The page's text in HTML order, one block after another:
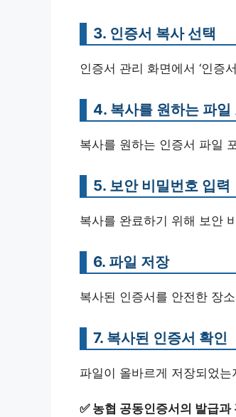
3. 인증서 복사 선택
인증서 관리 화면에서 ‘인증
4. 복사를 원하는 파일
복사를 원하는 인증서 파일
5. 보안 비밀번호 입력
복사를 완료하기 위해 보안
6. 파일 저장
복사된 인증서를 안전한 장
7. 복사된 인증서 확인
파일이 올바르게 저장되었
✅ 농협 공동인증서의 발급